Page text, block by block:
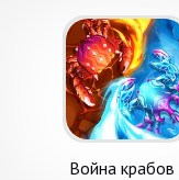
Война крабов